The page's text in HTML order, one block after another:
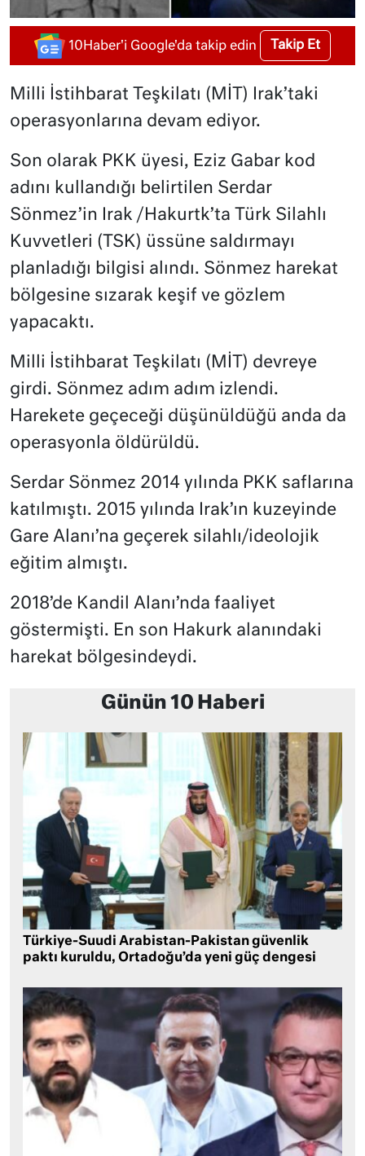
10Haber'i Google'da takip edin Takip Et
Milli İstihbarat Teşkilatı (MİT) Irak’taki
operasyonlarına devam ediyor.
Son olarak PKK üyesi, Eziz Gabar kod
adını kullandığı belirtilen Serdar
Sönmez’in Irak /Hakurtk’ta Türk Silahlı
Kuvvetleri (TSK) üssüne saldırmayı
planladığı bilgisi alındı. Sönmez harekat
bölgesine sızarak keşif ve gözlem
yapacaktı.
Milli İstihbarat Teşkilatı (MİT) devreye
girdi. Sönmez adım adım izlendi.
Harekete geçeceği düşünüldüğü anda da
operasyonla öldürüldü.
Serdar Sönmez 2014 yılında PKK saflarına
katılmıştı. 2015 yılında Irak’ın kuzeyinde
Gare Alanı’na geçerek silahlı/ideolojik
eğitim almıştı.
2018’de Kandil Alanı’nda faaliyet
göstermişti. En son Hakurk alanındaki
harekat bölgesindeydi.
Günün 10 Haberi
Türkiye-Suudi Arabistan-Pakistan güvenlik
paktı kuruldu, Ortadoğu’da yeni güç dengesi